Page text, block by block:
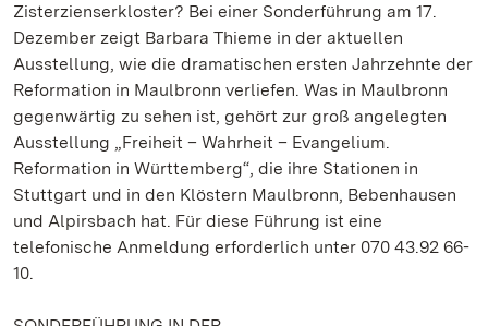
Zisterzienserkloster? Bei einer Sonderführung am 17.
Dezember zeigt Barbara Thieme in der aktuellen
Ausstellung, wie die dramatischen ersten Jahrzehnte der
Reformation in Maulbronn verliefen. Was in Maulbronn
gegenwärtig zu sehen ist, gehört zur groß angelegten
Ausstellung „Freiheit – Wahrheit – Evangelium.
Reformation in Württemberg“, die ihre Stationen in
Stuttgart und in den Klöstern Maulbronn, Bebenhausen
und Alpirsbach hat. Für diese Führung ist eine
telefonische Anmeldung erforderlich unter 070 43.92 66-
10.